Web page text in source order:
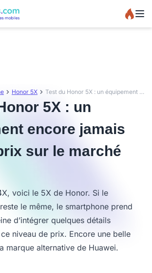
Honor 5X Test du Honor 5X : un équipement encore jamais vu à ce prix sur le marché français
5X : un
encore jamais
sur le marché
voici le 5X de Honor. Si le
le même, le smartphone prend
d’intégrer quelques détails
niveau de prix. Encore une belle
marque alternative de Huawei.